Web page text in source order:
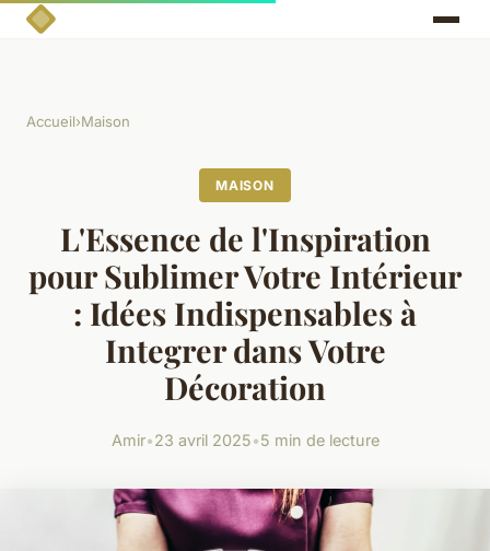
Accueil›Maison
MAISON
L'Essence de l'Inspiration
pour Sublimer Votre Intérieur
: Idées Indispensables à
Integrer dans Votre
Décoration
Amir•23 avril 2025•5 min de lecture